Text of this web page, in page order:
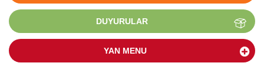
DUYURULAR
YAN MENU